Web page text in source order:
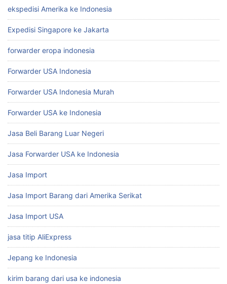
ekspedisi Amerika ke Indonesia
Expedisi Singapore ke Jakarta
forwarder eropa indonesia
Forwarder USA Indonesia
Forwarder USA Indonesia Murah
Forwarder USA ke Indonesia
Jasa Beli Barang Luar Negeri
Jasa Forwarder USA ke Indonesia
Jasa Import
Jasa Import Barang dari Amerika Serikat
Jasa Import USA
jasa titip AliExpress
Jepang ke Indonesia
kirim barang dari usa ke indonesia